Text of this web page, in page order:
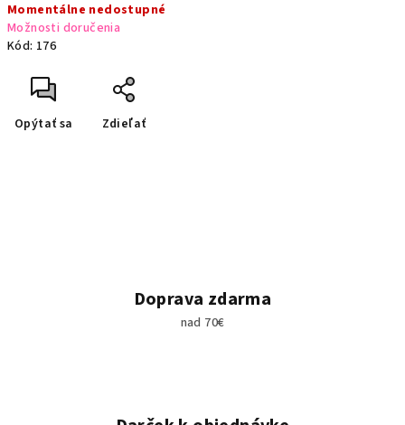
cena:
Momentálne nedostupné
Možnosti doručenia
Kód: 176
Opýtať sa Zdieľať
Doprava zdarma
nad 70€